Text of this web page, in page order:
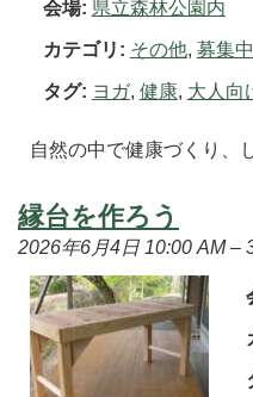
会場: 県立森林公園内
カテゴリ: その他, 募集中
タグ: ヨガ, 健康, 大人向
自然の中で健康づくり、
縁台を作ろう
2026年6月4日 10:00 AM–